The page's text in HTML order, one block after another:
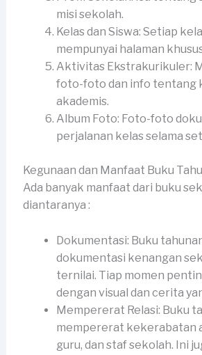
misi sekolah.
Kelas dan Siswa: Setiap
mempunyai halaman
Aktivitas Ekstrakurikuler:
foto-foto dan info tentang
akademis.
Album Foto: Foto-foto
perjalanan kelas selama
Kegunaan dan Manfaat Buku
Ada banyak manfaat dari buku
diantaranya :
Dokumentasi: Buku
dokumentasi kenangan
ternilai. Tiap momen
dengan visual dan cerita
Mempererat Relasi: Buku
mempererat kekerabatan
guru, dan staf sekolah. Ini